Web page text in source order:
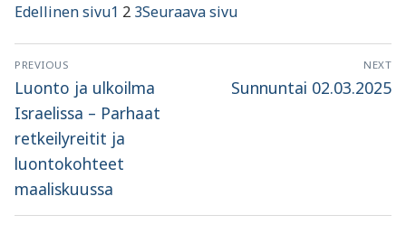
Edellinen sivu1 2 3Seuraava sivu
Artikkelien
selaus
PREVIOUS
Previous
post:
Luonto ja ulkoilma
Israelissa – Parhaat
retkeilyreitit ja
luontokohteet
maaliskuussa
NEXT
Next
Sunnuntai 02.03.2025